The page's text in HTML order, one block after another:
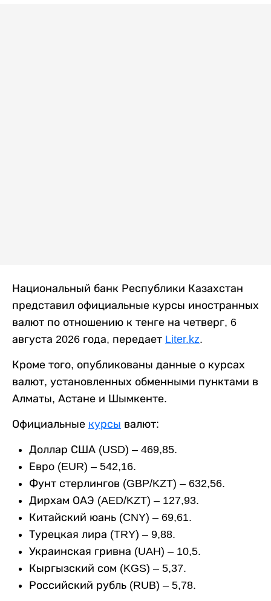
Национальный банк Республики Казахстан
представил официальные курсы иностранных
валют по отношению к тенге на четверг, 6
августа 2026 года, передает Liter.kz.
Кроме того, опубликованы данные о курсах
валют, установленных обменными пунктами в
Алматы, Астане и Шымкенте.
Официальные курсы валют:
Доллар США (USD) – 469,85.
Евро (EUR) – 542,16.
Фунт стерлингов (GBP/KZT) – 632,56.
Дирхам ОАЭ (AED/KZT) – 127,93.
Китайский юань (CNY) – 69,61.
Турецкая лира (TRY) – 9,88.
Украинская гривна (UAH) – 10,5.
Кыргызский сом (KGS) – 5,37.
Российский рубль (RUB) – 5,78.